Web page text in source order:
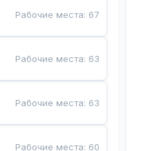
Рабочие места: 67
Рабочие места: 63
Рабочие места: 63
Рабочие места: 60